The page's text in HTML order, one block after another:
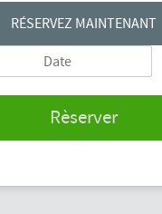
RÉSERVEZ MAINTENANT
Rèserver